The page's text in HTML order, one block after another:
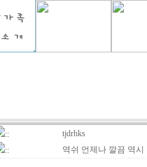
::
tjdrhks
::
역쉬 언제나 깔끔 역